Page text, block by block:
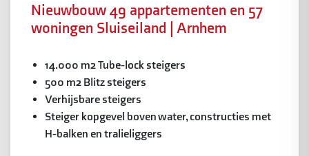
Nieuwbouw 49 appartementen en 57
woningen Sluiseiland | Arnhem
14.000 m2 Tube-lock steigers
500 m2 Blitz steigers
Verhijsbare steigers
Steiger kopgevel boven water, constructies met
H-balken en tralieliggers